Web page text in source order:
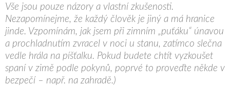
Vše jsou pouze názory a vlastní zkušenosti.
Nezapomínejme, že každý člověk je jiný a má hranice
jinde. Vzpomínám, jak jsem při zimním „puťáku“ únavou
a prochladnutím zvracel v noci u stanu, zatímco slečna
vedle hrála na píšťalku. Pokud budete chtít vyzkoušet
spaní v zimě podle pokynů, poprvé to proveďte někde v
bezpečí – např. na zahradě.)